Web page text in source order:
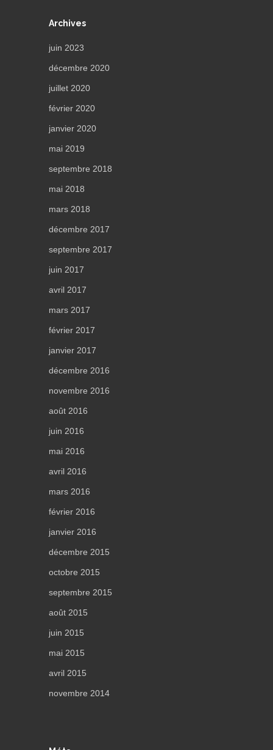
Archives
juin 2023
décembre 2020
juillet 2020
février 2020
janvier 2020
mai 2019
septembre 2018
mai 2018
mars 2018
décembre 2017
septembre 2017
juin 2017
avril 2017
mars 2017
février 2017
janvier 2017
décembre 2016
novembre 2016
août 2016
juin 2016
mai 2016
avril 2016
mars 2016
février 2016
janvier 2016
décembre 2015
octobre 2015
septembre 2015
août 2015
juin 2015
mai 2015
avril 2015
novembre 2014